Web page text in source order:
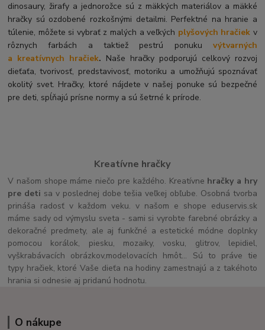
dinosaury, žirafy a jednorožce sú z mäkkých materiálov a mäkké
hračky sú ozdobené rozkošnými detailmi. Perfektné na hranie a
túlenie, môžete si vybrať z malých a veľkých plyšových hračiek v
rôznych farbách a taktiež pestrú ponuku výtvarných
a kreatívnych hračiek. Naše hračky podporujú celkový rozvoj
dieťaťa, tvorivosť, predstavivosť, motoriku a umožňujú spoznávať
okolitý svet. Hračky, ktoré nájdete v našej ponuke sú bezpečné
pre deti, spĺňajú prísne normy a sú šetrné k prírode.
Kreatívne hračky
V našom shope máme niečo pre každého. Kreatívne hračky a hry
pre deti sa v poslednej dobe tešia veľkej obľube. Osobná tvorba
prináša radosť v každom veku. v našom e shope eduservis.sk
máme sady od výmyslu sveta - sami si vyrobte farebné obrázky a
dekoračné predmety, ale aj funkčné a estetické módne doplnky
pomocou korálok, piesku, mozaiky, vosku, glitrov, lepidiel,
vyškrabávacích obrázkov,modelovacích hmôt... Sú to práve tie
typy hračiek, ktoré Vaše dieťa na hodiny zamestnajú a z takéhoto
hrania si odnesie aj pridanú hodnotu.
O nákupe